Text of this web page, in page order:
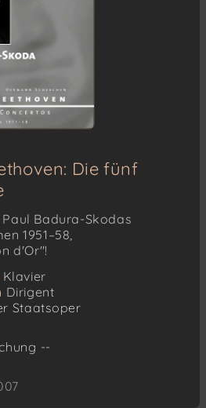
Die fünf
Badura-Skodas
1951–58,
d'Or"!
Klavier
Dirigent
Staatsoper
--